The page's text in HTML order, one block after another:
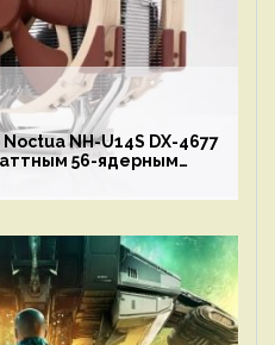
NH-U14S DX-4677
56-ядерным